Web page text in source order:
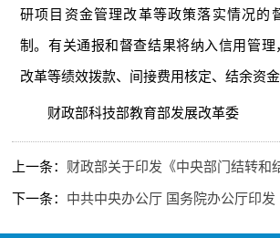
研项目资金管理改革等政策落实情况的
制。有关通报和督查结果将纳入信用管理
改革等绩效拨款、间接费用核定、结余资金
财政部科技部教育部发展改革委
上一条： 财政部关于印发《中央部门结转和结余
下一条： 中共中央办公厅 国务院办公厅印发《关于进一步完善中央财政科研项